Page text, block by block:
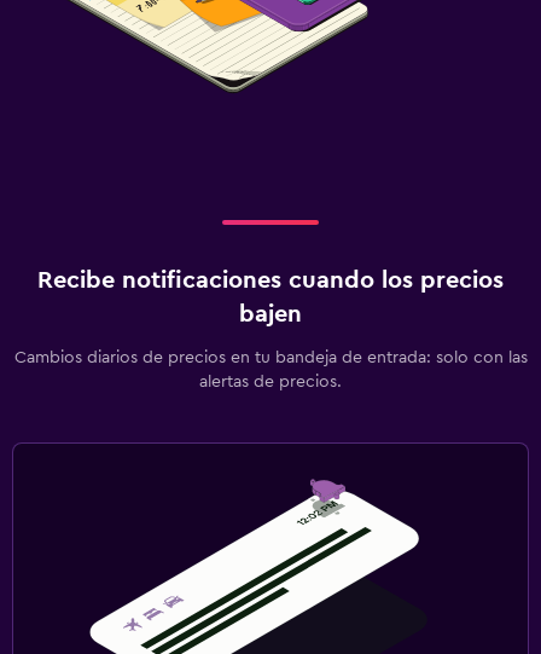
Recibe notificaciones cuando los precios
bajen
Cambios diarios de precios en tu bandeja de entrada: solo con las
alertas de precios.